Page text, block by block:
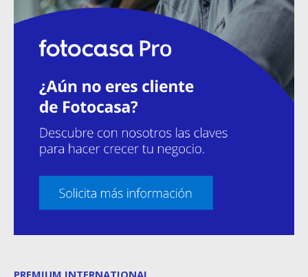
PREMIUM INTERNATIONAL